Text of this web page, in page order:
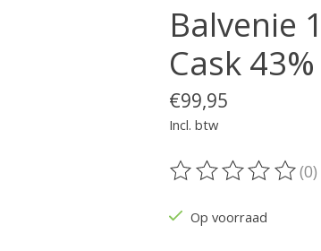
Balvenie
Cask
€99,95
Incl. btw
De beoordeling van
(0)
Op voorraad